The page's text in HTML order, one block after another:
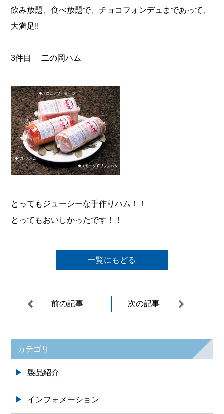
飲み放題、食べ放題で、チョコフォンデュまであって、
大満足!!
3件目 二の岡ハム
とってもジューシーな手作りハム！！
とってもおいしかったです！！
一覧にもどる
前の記事 次の記事
カテゴリ
製品紹介
インフォメーション